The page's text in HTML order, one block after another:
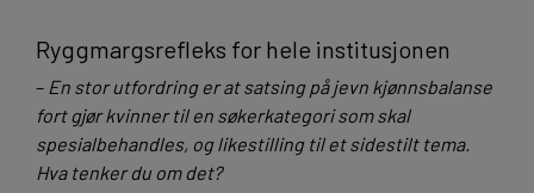
Ryggmargsrefleks for hele institusjonen
– En stor utfordring er at satsing på jevn kjønnsbalanse
fort gjør kvinner til en søkerkategori som skal
spesialbehandles, og likestilling til et sidestilt tema.
Hva tenker du om det?